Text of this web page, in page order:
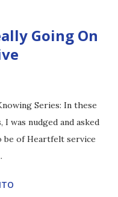
Going On
Series: In these
was nudged and asked
of Heartfelt service